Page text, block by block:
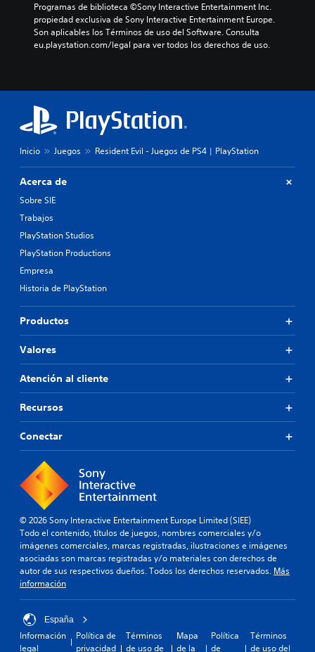
Programas de biblioteca ©Sony Interactive Entertainment Inc.
propiedad exclusiva de Sony Interactive Entertainment Europe.
Son aplicables los Términos de uso del Software. Consulta
eu.playstation.com/legal para ver todos los derechos de uso.
Inicio Juegos Resident Evil - Juegos de PS4 | PlayStation
Acerca de
Sobre SIE
Trabajos
PlayStation Studios
PlayStation Productions
Empresa
Historia de PlayStation
Productos
Valores
Atención al cliente
Recursos
Conectar
© 2026 Sony Interactive Entertainment Europe Limited (SIEE)
Todo el contenido, títulos de juegos, nombres comerciales y/o
imágenes comerciales, marcas registradas, ilustraciones e imágenes
asociadas son marcas registradas y/o materiales con derechos de
autor de sus respectivos dueños. Todos los derechos reservados. Más
información
España
Información
legal
Política de
privacidad
Términos
de uso de
Mapa
de la
Política
de
Términos
de uso del